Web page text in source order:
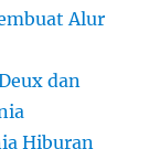
Alur
dan
Hiburan